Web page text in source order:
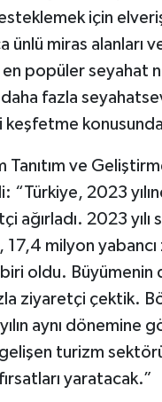
için
ünlü miras alanları
en popüler seyahat
daha fazla
Tanıtım ve
“Türkiye, 2023
ağırladı. 2023
17,4 milyon
oldu.
ziyaretçi çektik.
aynı
turizm
yaratacak.”